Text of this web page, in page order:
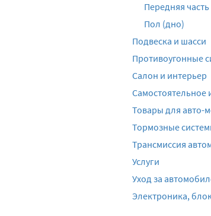
Передняя часть
Пол (дно)
Подвеска и шасси
Противоугонные
Салон и интерьер
Самостоятельное
Товары для авто-
Тормозные
Трансмиссия
Услуги
Уход за
Электроника,